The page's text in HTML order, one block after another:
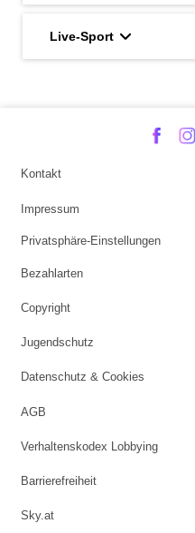
Live-Sport
Kontakt
Impressum
Privatsphäre-Einstellungen
Bezahlarten
Copyright
Jugendschutz
Datenschutz & Cookies
AGB
Verhaltenskodex Lobbying
Barrierefreiheit
Sky.at